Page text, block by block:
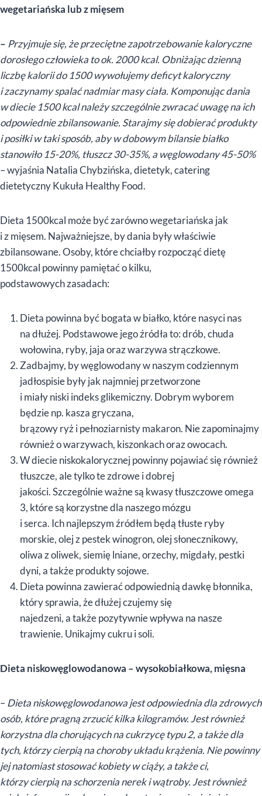
wegetariańska lub z mięsem
– Przyjmuje się, że przeciętne zapotrzebowanie kaloryczne
dorosłego człowieka to ok. 2000 kcal. Obniżając dzienną
liczbę kalorii do 1500 wywołujemy deficyt kaloryczny
i zaczynamy spalać nadmiar masy ciała. Komponując dania
w diecie 1500 kcal należy szczególnie zwracać uwagę na ich
odpowiednie zbilansowanie. Starajmy się dobierać produkty
i posiłki w taki sposób, aby w dobowym bilansie białko
stanowiło 15-20%, tłuszcz 30-35%, a węglowodany 45-50%
– wyjaśnia Natalia Chybzińska, dietetyk, catering
dietetyczny Kukuła Healthy Food.
Dieta 1500kcal może być zarówno wegetariańska jak
i z mięsem. Najważniejsze, by dania były właściwie
zbilansowane. Osoby, które chciałby rozpocząć dietę
1500kcal powinny pamiętać o kilku,
podstawowych zasadach:
Dieta powinna być bogata w białko, które nasyci nas
na dłużej. Podstawowe jego źródła to: drób, chuda
wołowina, ryby, jaja oraz warzywa strączkowe.
Zadbajmy, by węglowodany w naszym codziennym
jadłospisie były jak najmniej przetworzone
i miały niski indeks glikemiczny. Dobrym wyborem
będzie np. kasza gryczana,
brązowy ryż i pełnoziarnisty makaron. Nie zapominajmy
również o warzywach, kiszonkach oraz owocach.
W diecie niskokalorycznej powinny pojawiać się również
tłuszcze, ale tylko te zdrowe i dobrej
jakości. Szczególnie ważne są kwasy tłuszczowe omega
3, które są korzystne dla naszego mózgu
i serca. Ich najlepszym źródłem będą tłuste ryby
morskie, olej z pestek winogron, olej słonecznikowy,
oliwa z oliwek, siemię lniane, orzechy, migdały, pestki
dyni, a także produkty sojowe.
Dieta powinna zawierać odpowiednią dawkę błonnika,
który sprawia, że dłużej czujemy się
najedzeni, a także pozytywnie wpływa na nasze
trawienie. Unikajmy cukru i soli.
Dieta niskowęglowodanowa – wysokobiałkowa, mięsna
–Dieta niskowęglowodanowa jest odpowiednia dla zdrowych
osób, które pragną zrzucić kilka kilogramów. Jest również
korzystna dla chorujących na cukrzycę typu 2, a także dla
tych, którzy cierpią na choroby układu krążenia. Nie powinny
jej natomiast stosować kobiety w ciąży, a także ci,
którzy cierpią na schorzenia nerek i wątroby. Jest również